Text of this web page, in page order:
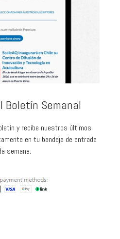
Boletín Semanal
y recibe nuestros últimos
en tu bandeja de entrada
semana: